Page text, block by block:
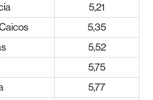
5,21
5,35
5,52
5,75
5,77